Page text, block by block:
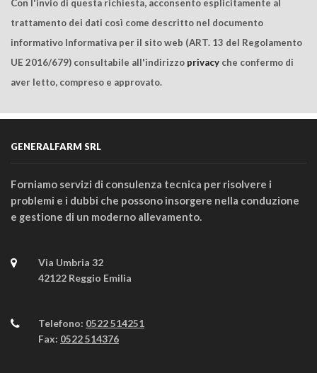
Con l'invio di questa richiesta, acconsento esplicitamente al
trattamento dei dati così come descritto nel documento
informativo Informativa per il sito web (ART. 13 del Regolamento
UE 2016/679) consultabile all'indirizzo privacy che confermo di
aver letto, compreso e approvato.
GENERALFARM SRL
Forniamo servizi di consulenza tecnica per risolvere i
problemi e i dubbi che possono insorgere nella conduzione
e gestione di un moderno allevamento.
Via Umbria 32
42122 Reggio Emilia
Telefono: 0522 514251
Fax: 0522 514376